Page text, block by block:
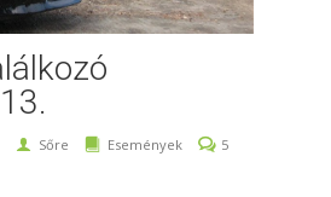
Sőre Események
5